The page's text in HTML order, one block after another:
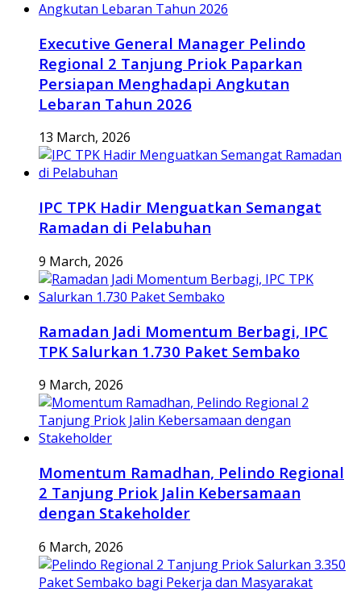
Executive General Manager Pelindo
Regional 2 Tanjung Priok Paparkan
Persiapan Menghadapi Angkutan
Lebaran Tahun 2026
13 March, 2026
IPC TPK Hadir Menguatkan Semangat
Ramadan di Pelabuhan
9 March, 2026
Ramadan Jadi Momentum Berbagi, IPC
TPK Salurkan 1.730 Paket Sembako
9 March, 2026
Momentum Ramadhan, Pelindo Regional
2 Tanjung Priok Jalin Kebersamaan
dengan Stakeholder
6 March, 2026